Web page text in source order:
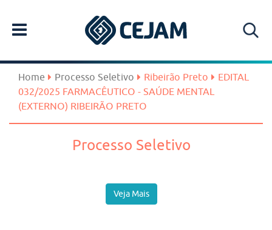
Home Processo Seletivo Ribeirão Preto
EDITAL
032/2025 FARMACÊUTICO - SAÚDE MENTAL
(EXTERNO) RIBEIRÃO PRETO
Processo Seletivo
Veja Mais